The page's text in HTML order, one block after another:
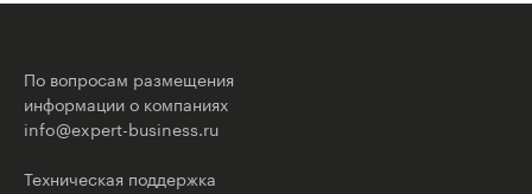
По вопросам размещения
информации о компаниях
info@expert-business.ru
Техническая поддержка